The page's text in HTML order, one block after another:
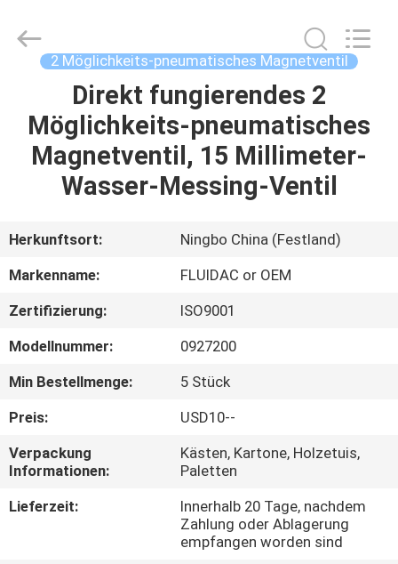
PRODUKTE
ÜBER
FABRIK-
AUSFLUG
QUALITÄTSKONTROLLE
TRETEN
CONTROL
CO.,LTD.
2 Möglichkeits-pneumatisches Magnetventil
Direkt fungierendes 2
Möglichkeits-pneumatisches
Magnetventil, 15 Millimeter-
Wasser-Messing-Ventil
Herkunftsort:
Ningbo China (Festland)
Markenname:
FLUIDAC or OEM
Zertifizierung:
ISO9001
Modellnummer:
0927200
Min Bestellmenge:
5 Stück
Preis:
USD10--
Verpackung
Informationen:
Kästen, Kartone, Holzetuis,
Paletten
Lieferzeit:
Innerhalb 20 Tage, nachdem
Zahlung oder Ablagerung
empfangen worden sind